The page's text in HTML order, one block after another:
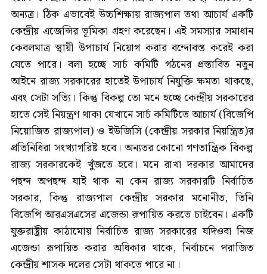
অন্যত্র। ঠিক এভাবেই উচ্চশিক্ষায় রাজ্যপাল তথা আচার্য একটি
কেন্দ্রীয় এজেন্সির ভূমিকা গ্রহণ করেছেন। এই সমস্যার সমাধান
কেবলমাত্র স্থায়ী উপাচার্য নিয়োগ করার বন্দোবস্ত করেই করা
যেতে পারে। বলা হচ্ছে সার্চ কমিটি গঠনের প্রস্তাবিত নতুন
আইনে রাজ্য সরকারের হাতেই উপাচার্য নিযুক্তি ক্ষমতা থাকছে,
এবং সেটা সত্যি। কিন্তু বিকল্প তো মনে হচ্ছে কেন্দ্রীয় সরকারের
হাতে সেই নিয়ন্ত্রণ থাকা যেখানে সার্চ কমিটিতে আচার্য (বিজেপি
নিয়োজিত রাজ্যপাল) ও ইউজিসি (কেন্দ্রীয় সরকার নিয়ন্ত্রিত)র
প্রতিনিধিরা সংখ্যাগরিষ্ট হবে। অন্যতর কোনো গণতান্ত্রিক বিকল্প
রাজ্য সরকারকেই খুঁজতে হবে। মনে রাখা দরকার আমাদের
পছন্দ অপছন্দ যাই থাক না কেন রাজ্য সরকারটি নির্বাচিত
সরকার, কিন্তু রাজ্যপাল কেন্দ্রীয় সরকার মনোনীত, তিনি
বিজেপি আরএসএসের এজেন্ডা রূপায়িত করতে চাইবেন। একটি
যুক্তরাষ্ট্রীয় কাঠামোয় নির্বাচিত রাজ্য সরকারের যদিওবা নিজ
এজেন্ডা রূপায়িত করার অধিকার থাকে, নির্বাচনে পরাজিত
কেন্দ্রীয় শাসক দলের সেটা থাকতে পারে না।